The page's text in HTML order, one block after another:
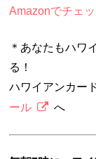
Amazonでチェ
＊あなたもハワ
る！
ハワイアンカー
ール
へ